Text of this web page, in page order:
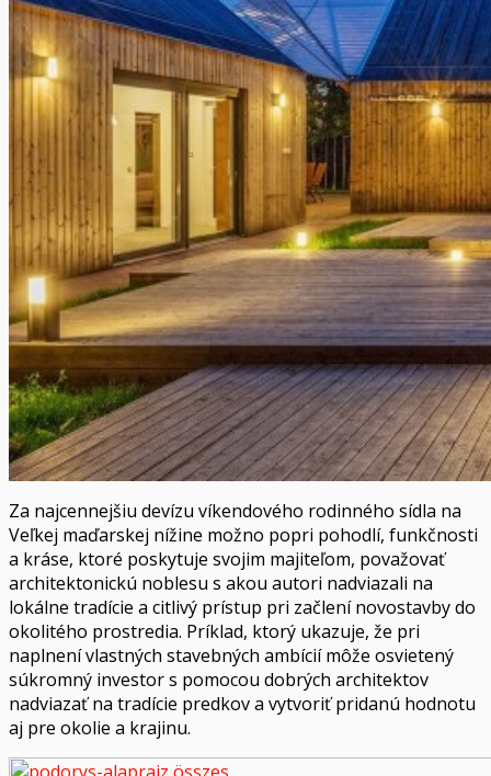
Za najcennejšiu devízu víkendového rodinného sídla na
Veľkej maďarskej nížine možno popri pohodlí, funkčnosti
a kráse, ktoré poskytuje svojim majiteľom, považovať
architektonickú noblesu s akou autori nadviazali na
lokálne tradície a citlivý prístup pri začlení novostavby do
okolitého prostredia. Príklad, ktorý ukazuje, že pri
naplnení vlastných stavebných ambícií môže osvietený
súkromný investor s pomocou dobrých architektov
nadviazať na tradície predkov a vytvoriť pridanú hodnotu
aj pre okolie a krajinu.